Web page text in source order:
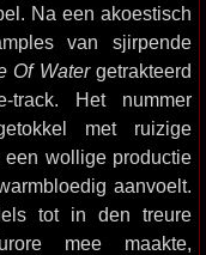
Na een akoestisch
van sjirpende
Of Watergetrakteerd
track. Het nummer
met ruizige
een wollige productie
aanvoelt.
tot in den treure
mee maakte,